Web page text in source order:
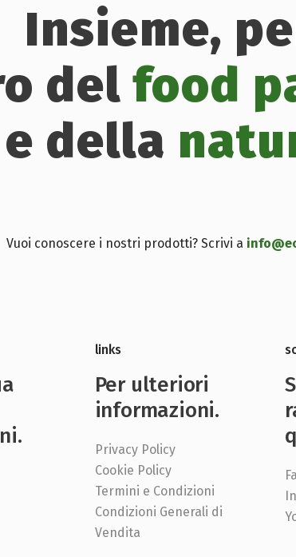
Insieme,
delfood
e della
Vuoi conoscere i nostri prodotti? Scrivi a
links
Per ulteriori
informazioni.
Privacy Policy
Cookie Policy
Termini e Condizioni
Condizioni Generali di
Vendita